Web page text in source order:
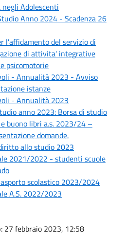
Adolescenti
Anno 2024 - Scadenza 26
l'affidamento del servizio di
di attivita' integrative
psicomotorie
- Annualità 2023 - Avviso
istanze
- Annualità 2023
anno 2023: Borsa di studio
buono libri a.s. 2023/24 –
domande.
allo studio 2023
2021/2022 - studenti scuole
scolastico 2023/2024
A.S. 2022/2023
: 27 febbraio 2023, 12:58